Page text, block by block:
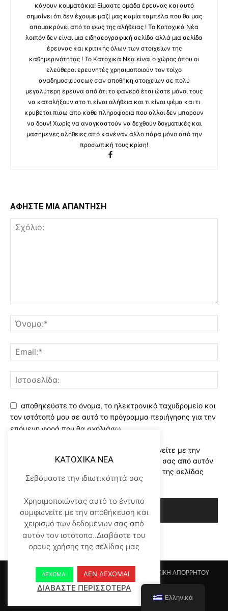
κάνουν κομματάκια! Είμαστε ομάδα έρευνας και αυτό
σημαίνει ότι δεν έχουμε μαζί μας καμία ταμπέλα που θα μας
απομακρύνει από το φως της αλήθειας ! Το Κατοχικά Νέα
λοιπόν δεν είναι μια ειδησεογραφική σελίδα αλλά μια σελίδα
έρευνας και κριτικής όλων των στοιχείων της
καθημερινότητας ! Το Κατοχικά Νέα είναι ο χώρος όπου οι
ελεύθεροι ερευνητές χρησιμοποιούν τον τοίχο
αναδημοσιεύσεως σαν αποθήκη στοιχείων σε πολύ
μεγαλύτερη έρευνα από ότι το φανερό έτσι ώστε μόνοι τους
να καταλήξουν στο τι είναι αλήθεια και τι είναι ψέμα και τι
κρυβεται πισω απο καθε πληροφορια που αλλοι δεν μπορουν
να δουν! Χωρίς να αναγκαστούν να δεχθούν δογματικές και
μασημενες αλήθειες από κανέναν άλλο πάρα μόνο από την
προσωπική τους κρίση!
ΑΦΗΣΤΕ ΜΙΑ ΑΠΑΝΤΗΣΗ
αποθηκεύστε το όνομα, το ηλεκτρονικό ταχυδρομείο και
τον ιστότοπό μου σε αυτό το πρόγραμμα περιήγησης για την
επόμενη φορά που θα σχολιάσω.
Χρησιμοποιώντας αυτό το έντυπο συμφωνείτε με την
αποθήκευση και χειρισμό των δεδομένων σας από αυτόν
τον ιστότοπο..Διαβάστε του ορους χρήσης της σελίδας
μας*
Αρχικη KATOHIKA NEA Login Register
ΠΟΛΙΤΙΚΗ ΑΠΟΡΡΗΤΟΥ
ΟΡΟΙ ΧΡΗΣΗΣ
ΕΠΙΚΟΙΝΩΝΙΑ
© Newspaper WordPress Theme by TagDiv
KATOXIKA NEA
Σεβόμαστε την ιδιωτικότητά σας
Χρησιμοποιώντας αυτό το έντυπο
συμφωνείτε με την αποθήκευση και
χειρισμό των δεδομένων σας από
αυτόν τον ιστότοπο..Διαβάστε του
ορους χρήσης της σελίδας μας
ΔΕΧΟΜΑΙ ΔΕΝ ΔΕΧΟΜΑΙ
ΔΙΑΒΑΣΤΕ ΠΕΡΙΣΣΟΤΕΡΑ
Ελληνικά